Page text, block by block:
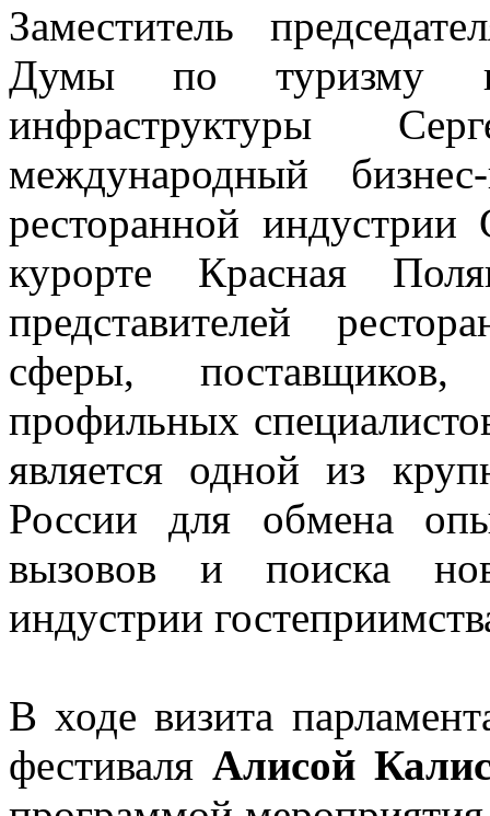
Заместитель
Думы по туризму и
инфраструктуры
международный
ресторанной индустрии
курорте Красная
представителей
сферы,
профильных
является одной из
России для обмена
вызовов и поиска
индустрии
В ходе визита
фестиваля Алисой